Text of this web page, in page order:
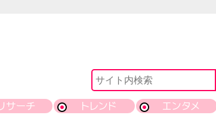
サーチ トレンド エンタメ